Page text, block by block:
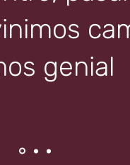
genial